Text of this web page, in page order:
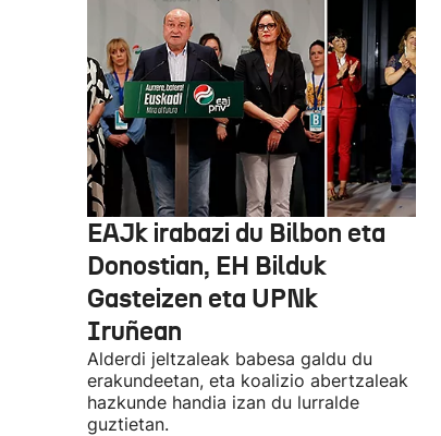
EAJk irabazi du Bilbon eta
Donostian, EH Bilduk
Gasteizen eta UPNk
Iruñean
Alderdi jeltzaleak babesa galdu du
erakundeetan, eta koalizio abertzaleak
hazkunde handia izan du lurralde
guztietan.